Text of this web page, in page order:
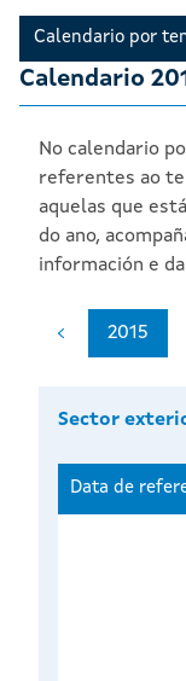
Calendario por
Calendario
No calendario
referentes ao
aquelas que
do ano,
información e
2015
Sector
Data de